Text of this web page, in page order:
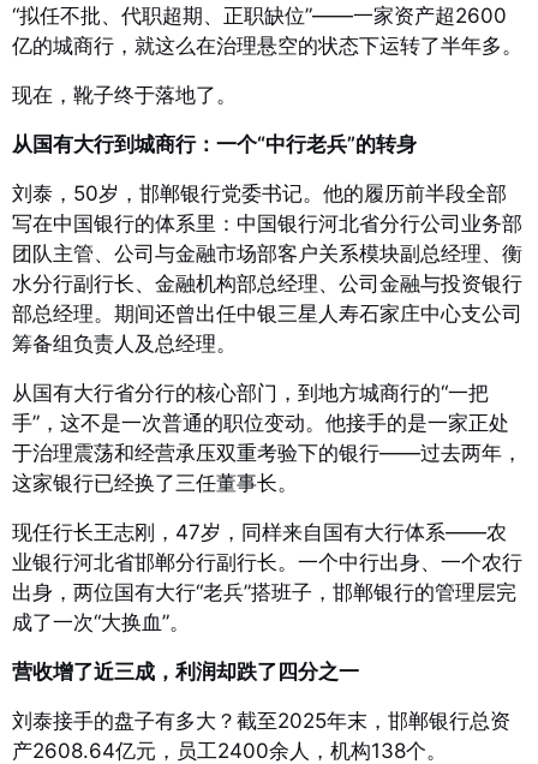
“拟任不批、代职超期、正职缺位”——一家资产超2600
亿的城商行，就这么在治理悬空的状态下运转了半年多 。
现在，靴子终于落地了。
从国有大行到城商行：一个“中行老兵”的转身
刘泰，50岁，邯郸银行党委书记。他的履历前半段全部
写在中国银行的体系里：中国银行河北省分行公司业务部
团队主管、公司与金融市场部客户关系模块副总经理、衡
水分行副行长、金融机构部总经理、公司金融与投资银行
部总经理。期间还曾出任中银三星人寿石家庄中心支公司
筹备组负责人及总经理。
从国有大行省分行的核心部门，到地方城商行的“一把
手”，这不是一次普通的职位变动。他接手的是一家正处
于治理震荡和经营承压双重考验下的银行——过去两年，
这家银行已经换了三任董事长。
现任行长王志刚，47岁，同样来自国有大行体系——农
业银行河北省邯郸分行副行长。一个中行出身、一个农行
出身，两位国有大行“老兵”搭班子，邯郸银行的管理层完
成了一次“大换血”。
营收增了近三成，利润却跌了四分之一
刘泰接手的盘子有多大？截至2025年末，邯郸银行总资
产2608.64亿元，员工2400余人，机构138个。